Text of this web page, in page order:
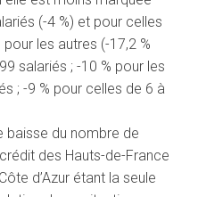
(-4 %) et pour celles
les autres (-17,2 %
salariés ; -10 % pour les
; -9 % pour celles de 6 à
baisse du nombre de
des Hauts-de-France
d’Azur étant la seule